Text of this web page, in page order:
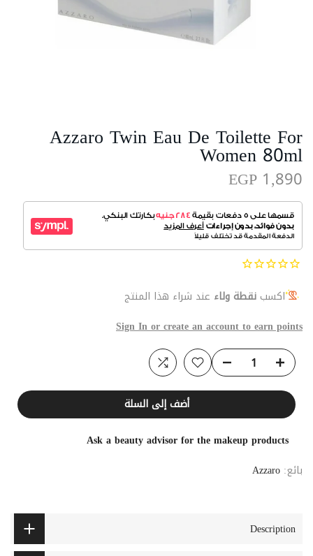
Azzaro Twin Eau De Toilette For
Women 80ml
EGP 1,890
اكسب نقطة ولاء عند شراء هذا المنتج
Sign In or create an account to earn points
أضف إلى السلة
Ask a beauty advisor for the makeup products
بائع: Azzaro
Description